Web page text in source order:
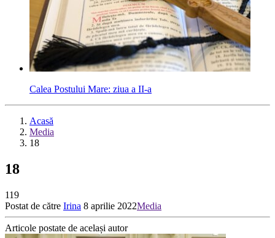
Calea Postului Mare: ziua a II-a
Acasă
Media
18
18
119
Postat de către Irina 8 aprilie 2022Media
Articole postate de același autor